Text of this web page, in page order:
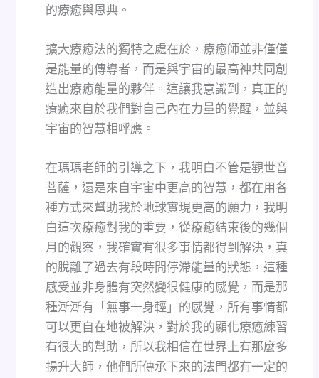
的療癒與恩典。
擴大療癒法的獨特之處在於，療癒師並非僅僅
是能量的傳導者，而是與宇宙的最高神共同創
造出療癒能量的夥伴。這讓我意識到，真正的
療癒來自於我們對自己內在力量的覺醒，並與
宇宙的智慧相呼應。
在瑪瑪老師的引導之下，我明白不管是觀世音
菩薩，還是來自宇宙中更高的智慧，都在用各
種方式來幫助我於地球實現更高的願力，我明
白這次療癒對我的重要，從療癒結束後的幾個
月的觀察，我確實有很多事情都得到解決，真
的脫離了過去有段時間停滯能量的狀態，這種
感受並非身體有突然變很健康的感覺，而是那
種漸漸有「無事一身輕」的感覺，所有事情都
可以更自在地被解決，對於我的顯化療癒練習
有很大的幫助，所以我相信在世界上有那麼多
揚升大師，他們所傳承下來的法門都有一定的